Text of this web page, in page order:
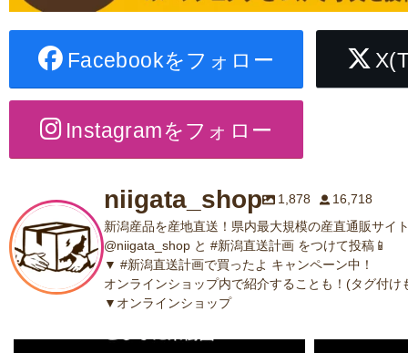
Facebookをフォロー
Instagramをフォロー
niigata_shop 1,878
16,718
新潟産品を産地直送！県内最大規模の産直通販サイ
@niigata_shop と #新潟直送計画 をつけて投稿📱
▼ #新潟直送計画で買ったよ キャンペーン中！
オンラインショップ内で紹介することも！(タグ付け
▼オンラインショップ